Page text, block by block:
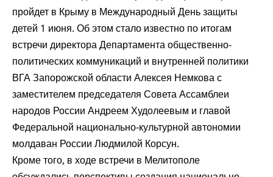
пройдет в Крыму в Международный День защиты
детей 1 июня. Об этом стало известно по итогам
встречи директора Департамента общественно-
политических коммуникаций и внутренней политики
ВГА Запорожской области Алексея Немкова с
заместителем председателя Совета Ассамблеи
народов России Андреем Худолеевым и главой
Федеральной национально-культурной автономии
молдаван России Людмилой Корсун.
Кроме того, в ходе встречи в Мелитополе